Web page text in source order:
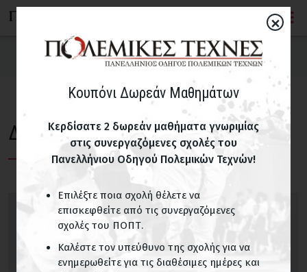
Διαβάστε
Άρθρα
Συνεντεύξεις
Θεωρητικώς ειπείν... από τον Γρηγόρη Μηλιαρέση
Τέχνη του Ευ ζην... από την Ελευθερία Καζαντζή
Λόγια πάνω στο Δρόμο... από τον Νίκο Κορρέ
Διαβάστε
×
Κουπόνι Δωρεάν Μαθημάτων
Κερδίσατε 2 δωρεάν μαθήματα γνωριμίας
στις συνεργαζόμενες σχολές του
Πανελλήνιου Οδηγού Πολεμικών Τεχνών!
Επιλέξτε ποια σχολή θέλετε να
επισκεφθείτε από τις συνεργαζόμενες
σχολές του ΠΟΠΤ.
Καλέστε τον υπεύθυνο της σχολής για να
ενημερωθείτε για τις διαθέσιμες ημέρες και